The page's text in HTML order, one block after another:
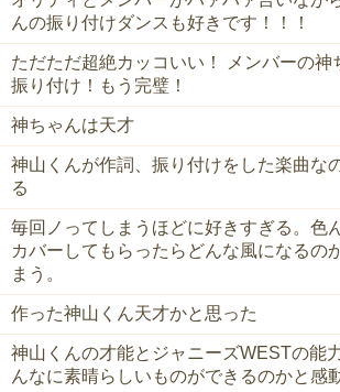
んの振り付けダンスも好きです！！！
ただただ超絶カッコいい！ メンバーの神
振り付け！もう完璧！
神ちゃんは天才
神山くんが作詞、振り付けをした楽曲な
る
毎回ノってしまうほどに好きすぎる。色
カバーしてもらったらどんな風になるの
まう。
作った神山くん天才かと思った
神山くんの才能とジャニーズWESTの能
んなに素晴らしいものができるのかと感